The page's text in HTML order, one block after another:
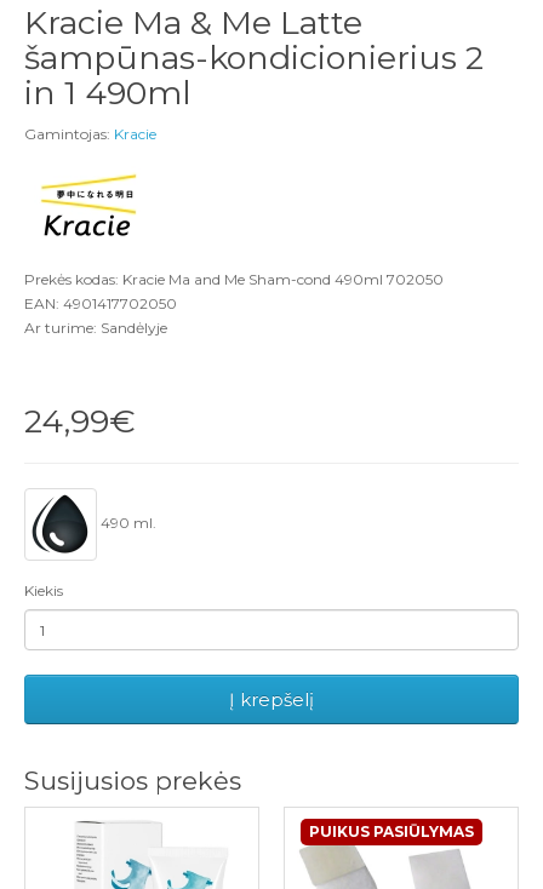
Kracie Ma & Me Latte
šampūnas-kondicionierius 2
in 1 490ml
Gamintojas: Kracie
Prekės kodas: Kracie Ma and Me Sham-cond 490ml 702050
EAN: 4901417702050
Ar turime: Sandėlyje
24,99€
490 ml.
Kiekis
Į krepšelį
Susijusios prekės
PUIKUS PASIŪLYMAS